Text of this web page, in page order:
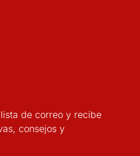
de correo y recibe
consejos y